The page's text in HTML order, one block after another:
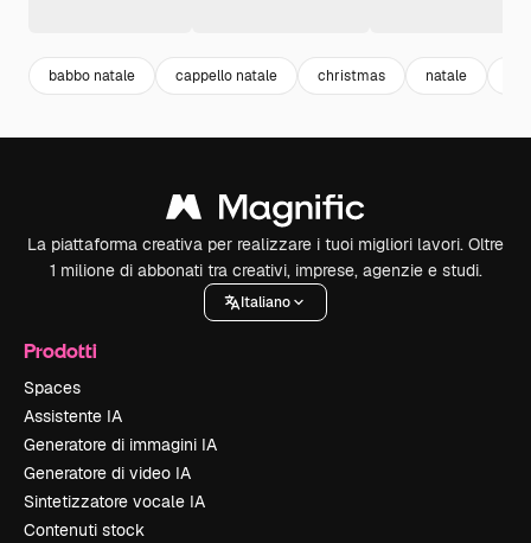
babbo natale cappello natale christmas natale
La piattaforma creativa per realizzare i tuoi migliori lavori. Oltre
1 milione di abbonati tra creativi, imprese, agenzie e studi.
Italiano
Prodotti
Spaces
Assistente IA
Generatore di immagini IA
Generatore di video IA
Sintetizzatore vocale IA
Contenuti stock